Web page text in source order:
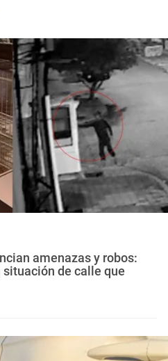
amenazas y robos:
de calle que